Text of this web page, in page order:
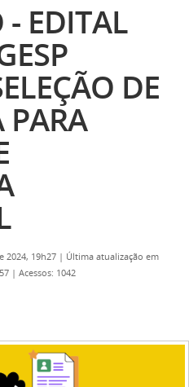
- EDITAL
DE
2024, 19h27 | Última atualização em
| Acessos: 1042